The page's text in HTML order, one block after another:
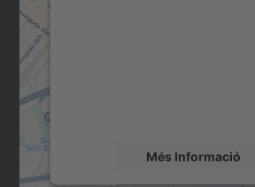
Més Informació